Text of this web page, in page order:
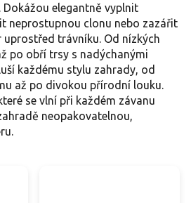
elegantně vyplnit
neprostupnou clonu nebo zazářit
trávníku. Od nízkých
po obří trsy s nadýchanými
každému stylu zahrady, od
až po divokou přírodní louku.
se vlní při každém závanu
neopakovatelnou,